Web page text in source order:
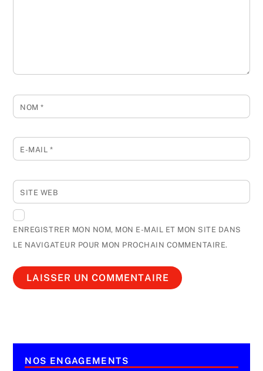
NOM*
E-MAIL *
SITE WEB
ENREGISTRER MON NOM, MON E-MAIL ET MON SITE DANS
LE NAVIGATEUR POUR MON PROCHAIN COMMENTAIRE.
NOS ENGAGEMENTS